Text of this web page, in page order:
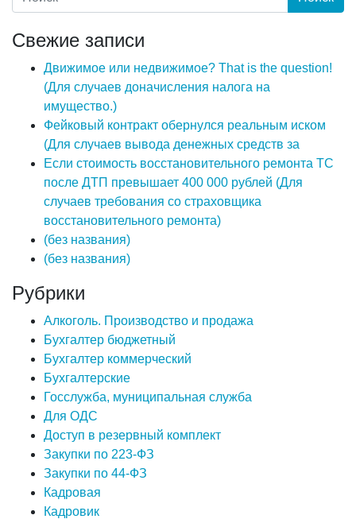
Свежие записи
Движимое или недвижимое? That is the question!
(Для случаев доначисления налога на
имущество.)
Фейковый контракт обернулся реальным иском
(Для случаев вывода денежных средств за
Если стоимость восстановительного ремонта ТС
после ДТП превышает 400 000 рублей (Для
случаев требования со страховщика
восстановительного ремонта)
(без названия)
(без названия)
Рубрики
Алкоголь. Производство и продажа
Бухгалтер бюджетный
Бухгалтер коммерческий
Бухгалтерские
Госслужба, муниципальная служба
Для ОДС
Доступ в резервный комплект
Закупки по 223-ФЗ
Закупки по 44-ФЗ
Кадровая
Кадровик